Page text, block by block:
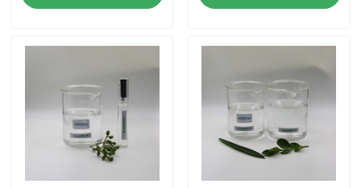
Vakalar
İzoparafin Sıvısı